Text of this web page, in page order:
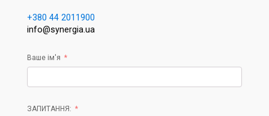
+380 44 2011900
info@synergia.ua
Ваше ім'я
ЗАПИТАННЯ: